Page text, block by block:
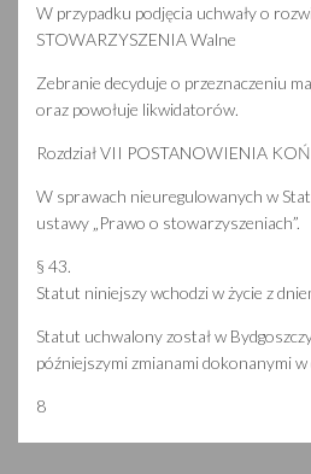
W przypadku podjęcia uchwały o
STOWARZYSZENIA Walne
Zebranie decyduje o przeznaczeniu
oraz powołuje likwidatorów.
Rozdział VII POSTANOWIENIA
W sprawach nieuregulowanych w
ustawy „Prawo o stowarzyszeniach”.
§ 43.
Statut niniejszy wchodzi w życie z
Statut uchwalony został w
późniejszymi zmianami dokonanymi
8